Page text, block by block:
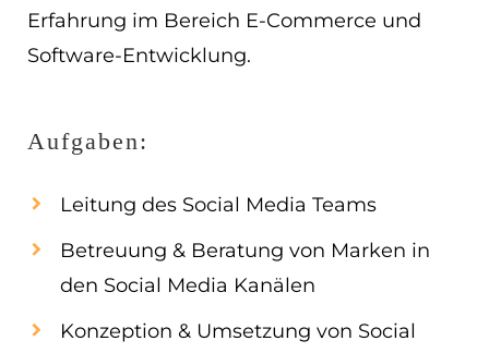
DE
Navigation schließen
Erfahrung im Bereich E-Commerce und
Software-Entwicklung.
Aufgaben:
Leitung des Social Media Teams
Betreuung & Beratung von Marken in
den Social Media Kanälen
Konzeption & Umsetzung von Social